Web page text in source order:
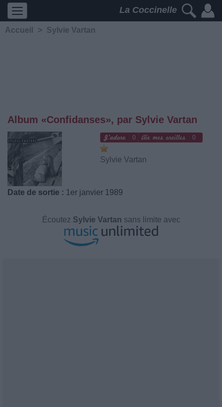
La Coccinelle
Accueil > Sylvie Vartan
Album «Confidanses», par Sylvie Vartan
0 0
Sylvie Vartan
Date de sortie : 1er janvier 1989
Écoutez Sylvie Vartan sans limite avec